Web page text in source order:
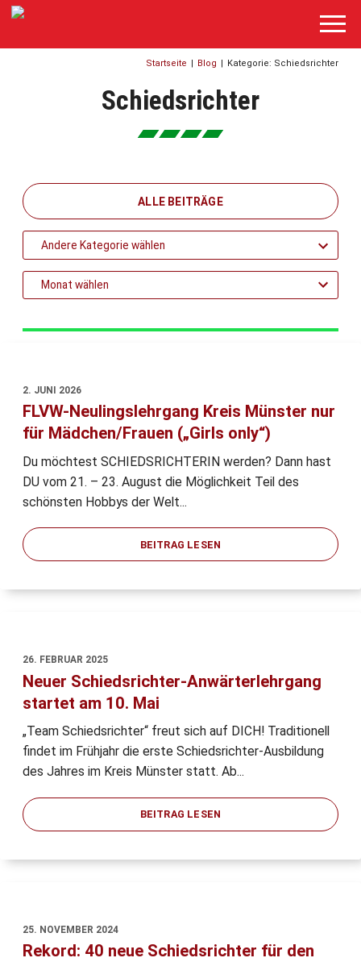
Startseite | Blog | Kategorie: Schiedsrichter
Schiedsrichter
ALLE BEITRÄGE
2. JUNI 2026
FLVW-Neulingslehrgang Kreis Münster nur
für Mädchen/Frauen („Girls only“)
Du möchtest SCHIEDSRICHTERIN werden? Dann hast
DU vom 21. – 23. August die Möglichkeit Teil des
schönsten Hobbys der Welt...
BEITRAG LESEN
26. FEBRUAR 2025
Neuer Schiedsrichter-Anwärterlehrgang
startet am 10. Mai
„Team Schiedsrichter“ freut sich auf DICH! Traditionell
findet im Frühjahr die erste Schiedsrichter-Ausbildung
des Jahres im Kreis Münster statt. Ab...
BEITRAG LESEN
25. NOVEMBER 2024
Rekord: 40 neue Schiedsrichter für den